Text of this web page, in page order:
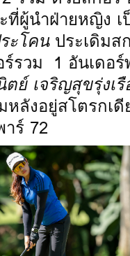
ผู้นำฝ่ายหญิง เ
ะโคนประเดิมส
รวม 1 อันเดอร์
ตย์ เจริญสุขรุ่งเรื
ลังอยู่สโตรกเดี
ร์ 72